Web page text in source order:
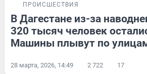
ПРОИСШЕСТВИЯ
В Дагестане из-за
320 тысяч человек
Машины плывут по
28 марта, 2026, 14:49 2 722 17